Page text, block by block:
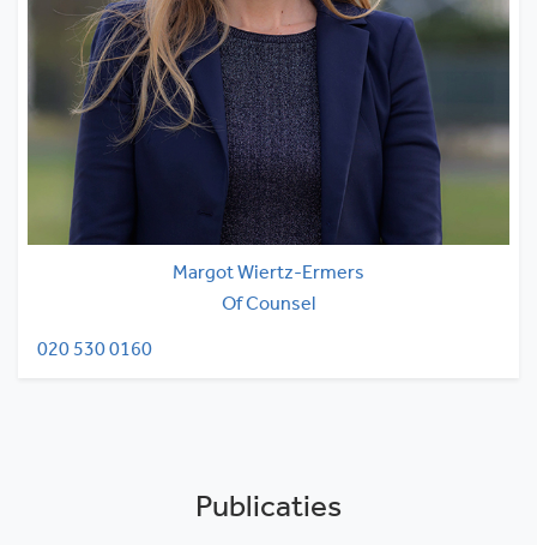
Margot Wiertz-Ermers
Of Counsel
020 530 0160
Publicaties